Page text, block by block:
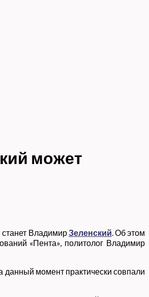
может
станет ВладимирЗеленский. Об этом
«Пента», политолог Владимир
данный момент практически совпали